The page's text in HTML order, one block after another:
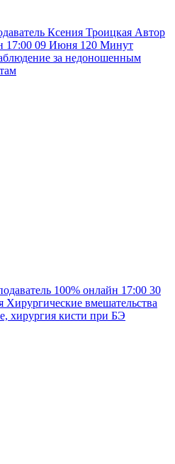
Ксения Троицкая Автор
17:00 09 Июня 120 Минут
за недоношенным
100% онлайн 17:00 30
Хирургические вмешательства
хирургия кисти при БЭ